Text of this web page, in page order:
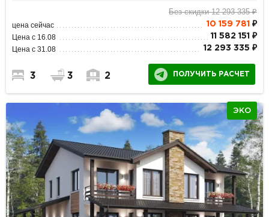
Без скидки 12 293 335 ₽
цена сейчас 10 159 781 ₽
Цена с 16.08 11 582 151 ₽
Цена с 31.08 12 293 335 ₽
3 3 2 ПОЛУЧИТЬ РАСЧЕТ
ЭКО